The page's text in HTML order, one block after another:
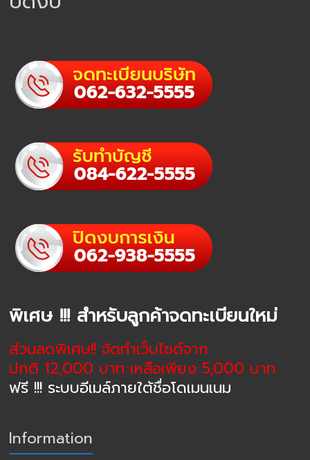
พิเศษ !!! สำหรับลูกค้าจดทะเบียนใหม่
ส่วนลดพิเศษ!! จัดทำเว็บไซต์จาก
ปกติ 12,000 บาท เหลือเพียง 5,000 บาท
ฟรี !!! ระบบอีเมล์ภายใต้ชื่อโดเมนเนม
Information